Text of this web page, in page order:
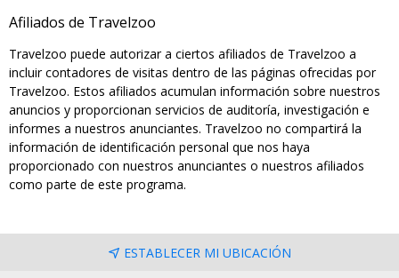
Afiliados de Travelzoo
Travelzoo puede autorizar a ciertos afiliados de Travelzoo a
incluir contadores de visitas dentro de las páginas ofrecidas por
Travelzoo. Estos afiliados acumulan información sobre nuestros
anuncios y proporcionan servicios de auditoría, investigación e
informes a nuestros anunciantes. Travelzoo no compartirá la
información de identificación personal que nos haya
proporcionado con nuestros anunciantes o nuestros afiliados
como parte de este programa.
ESTABLECER MI UBICACIÓN